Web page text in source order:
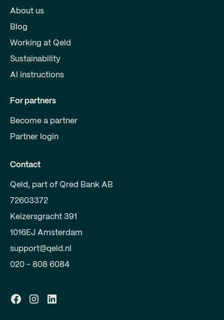
About us
Blog
Working at Qeld
Sustainability
AI instructions
For partners
Become a partner
Partner login
Contact
Qeld, part of Qred Bank AB
72603372
Keizersgracht 391
1016EJ Amsterdam
support@qeld.nl
020 - 808 6084